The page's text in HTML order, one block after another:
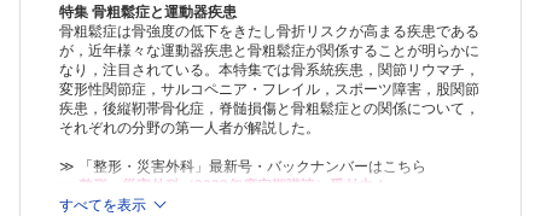
時間の使い方―最近，思うこと 射場浩介
―新しい医療技術―
小学校児童の歩行の基準値作成と成長による歩行の変化 伊藤 忠 ほ
か
―臨 床―
大腿骨近位部骨折患者に対して整形外科医と麻酔科医が作成した
集学的管理プログラムを用いた受傷後48 時間以内の早期手術 深澤高
広 ほか
CMK Trochanteric Plate を用いた人工股関節置換術後大転子
骨折の治療成績 寒川翔平 ほか
特集 骨粗鬆症と運動器疾患
骨粗鬆症は骨強度の低下をきたし骨折リスクが高まる疾患である
が，近年様々な運動器疾患と骨粗鬆症が関係することが明らかに
なり，注目されている。本特集では骨系統疾患，関節リウマチ，
変形性関節症，サルコペニア・フレイル，スポーツ障害，股関節
疾患，後縦靭帯骨化症，脊髄損傷と骨粗鬆症との関係について，
それぞれの分野の第一人者が解説した。
≫ 「整形・災害外科」最新号・バックナンバーはこちら
整形・災害外科（2023年度定期購読）受付中！
すべてを表示